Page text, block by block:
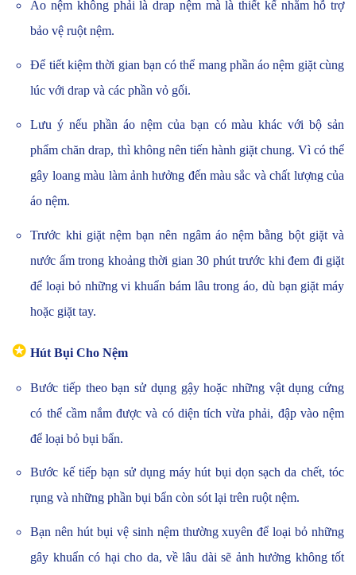
Áo nệm không phải là drap nệm mà là thiết kế nhằm hỗ trợ
bảo vệ ruột nệm.
Để tiết kiệm thời gian bạn có thể mang phần áo nệm giặt cùng
lúc với drap và các phần vỏ gối.
Lưu ý nếu phần áo nệm của bạn có màu khác với bộ sản
phẩm chăn drap, thì không nên tiến hành giặt chung. Vì có thể
gây loang màu làm ảnh hưởng đến màu sắc và chất lượng của
áo nệm.
Trước khi giặt nệm bạn nên ngâm áo nệm bằng bột giặt và
nước ấm trong khoảng thời gian 30 phút trước khi đem đi giặt
để loại bỏ những vi khuẩn bám lâu trong áo, dù bạn giặt máy
hoặc giặt tay.
✪ Hút Bụi Cho Nệm
Bước tiếp theo bạn sử dụng gậy hoặc những vật dụng cứng
có thể cầm nắm được và có diện tích vừa phải, đập vào nệm
để loại bỏ bụi bẩn.
Bước kế tiếp bạn sử dụng máy hút bụi dọn sạch da chết, tóc
rụng và những phần bụi bẩn còn sót lại trên ruột nệm.
Bạn nên hút bụi vệ sinh nệm thường xuyên để loại bỏ những
gây khuẩn có hại cho da, về lâu dài sẽ ảnh hưởng không tốt